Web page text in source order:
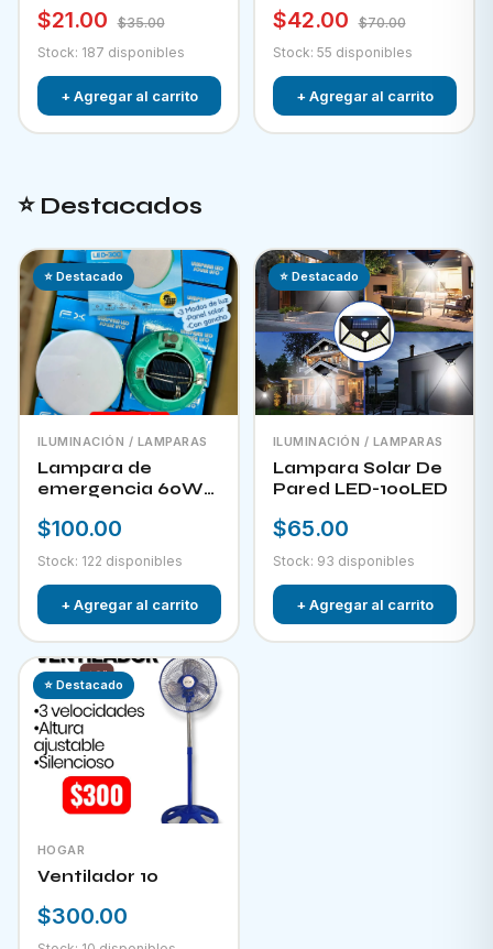
$21.00
$35.00
Stock: 187 disponibles
+ Agregar al carrito
$42.00
$70.00
Stock: 55 disponibles
+ Agregar al carrito
⭐ Destacados
⭐ Destacado
ILUMINACIÓN / LAMPARAS
Lampara de
emergencia 60W
$100.00
Stock: 122 disponibles
+ Agregar al carrito
⭐ Destacado
ILUMINACIÓN / LAMPARAS
Lampara Solar De
Pared LED-100LED
$65.00
Stock: 93 disponibles
+ Agregar al carrito
⭐ Destacado
HOGAR
Ventilador 10
$300.00